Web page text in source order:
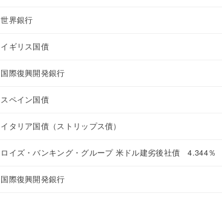
世界銀行
イギリス国債
国際復興開発銀行
スペイン国債
イタリア国債（ストリップス債）
ロイズ・バンキング・グループ 米ドル建劣後社債 4.344％
国際復興開発銀行